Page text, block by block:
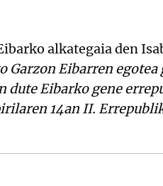
alkategaia den
Garzon Eibarren
dute Eibarko gene
14an II.